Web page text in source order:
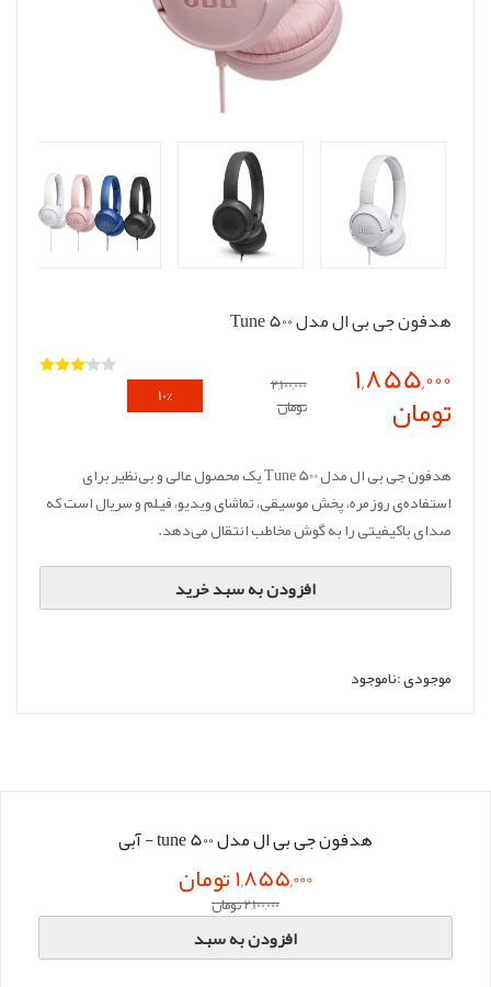
هدفون جی بی ال مدل Tune 500
1,855,000
تومان 2,100,000
تومان
10%
هدفون جی بی ال مدل Tune 500 یک محصول عالی و بی‌نظیر برای
استفاده‌‌ی روزمره، پخش موسیقی، تماشای ویدیو، فیلم و سریال است که
صدای باکیفیتی را به گوش مخاطب انتقال می‌دهد.
افزودن به سبد خرید
موجودی :ناموجود
هدفون جی بی ال مدل tune 500 - آبی
1,855,000 تومان
2,100,000 تومان
افزودن به سبد